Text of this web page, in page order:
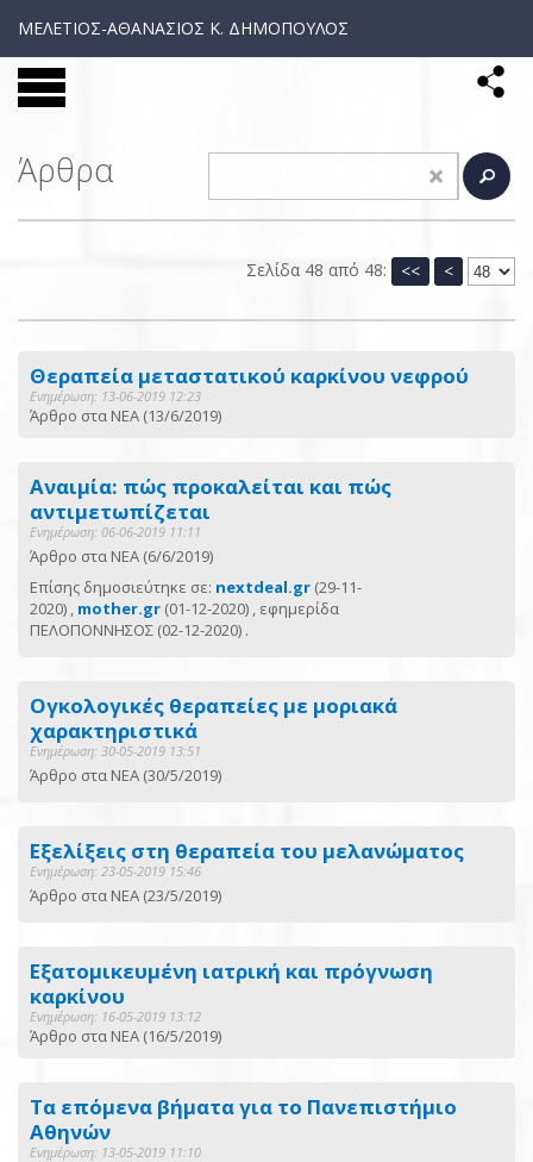
ΜΕΛΕΤΙΟΣ-ΑΘΑΝΑΣΙΟΣ Κ. ΔΗΜΟΠΟΥΛΟΣ
Άρθρα
Σελίδα 48 από 48: << <
Θεραπεία μεταστατικού καρκίνου νεφρού
Ενημέρωση: 13-06-2019 12:23
Άρθρο στα ΝΕΑ (13/6/2019)
Αναιμία: πώς προκαλείται και πώς
αντιμετωπίζεται
Ενημέρωση: 06-06-2019 11:11
Άρθρο στα ΝΕΑ (6/6/2019)
Επίσης δημοσιεύτηκε σε: nextdeal.gr (29-11-
2020) , mother.gr (01-12-2020) , εφημερίδα
ΠΕΛΟΠΟΝΝΗΣΟΣ (02-12-2020) .
Ογκολογικές θεραπείες με μοριακά
χαρακτηριστικά
Ενημέρωση: 30-05-2019 13:51
Άρθρο στα ΝΕΑ (30/5/2019)
Εξελίξεις στη θεραπεία του μελανώματος
Ενημέρωση: 23-05-2019 15:46
Άρθρο στα ΝΕΑ (23/5/2019)
Εξατομικευμένη ιατρική και πρόγνωση
καρκίνου
Ενημέρωση: 16-05-2019 13:12
Άρθρο στα ΝΕΑ (16/5/2019)
Τα επόμενα βήματα για το Πανεπιστήμιο
Αθηνών
Ενημέρωση: 13-05-2019 11:10